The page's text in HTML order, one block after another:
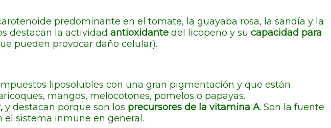
predominante en el tomate, la guayaba rosa, la sandía y la
destacan la actividad antioxidante del licopeno y su capacidad para
pueden provocar daño celular).
liposolubles con una gran pigmentación y que están
mangos, melocotones, pomelos o papayas.
y destacan porque son los precursores de la vitamina A. Son la fuente
sistema inmune en general.